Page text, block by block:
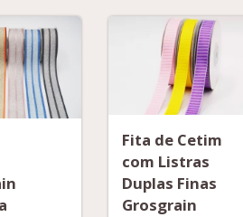
Fita de Cetim
com Listras
Duplas Finas
Grosgrain